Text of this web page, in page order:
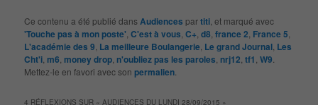
Ce contenu a été publié dansAudiences partiti , et marqué avec
'Touche pas à mon poste' ,C'est à vous ,C+ ,d8 ,france 2 France 5
L'académie des 9 La meilleure Boulangerie Le grand Journal Les
Cht'i ,m6 ,money drop n'oubliez pas les paroles nrj12 ,tf1 ,W9
Mettez-le en favori avec sonpermalien
4 RÉFLEXIONS SUR «AUDIENCES DU LUNDI 28/09/2015 »